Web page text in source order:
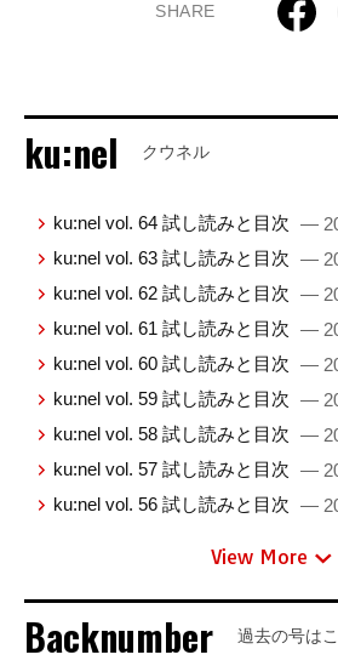
SHARE
ku:nel クウネル
ku:nel vol. 64 試し読みと目次 —
ku:nel vol. 63 試し読みと目次 —
ku:nel vol. 62 試し読みと目次 —
ku:nel vol. 61 試し読みと目次 —
ku:nel vol. 60 試し読みと目次 —
ku:nel vol. 59 試し読みと目次 —
ku:nel vol. 58 試し読みと目次 —
ku:nel vol. 57 試し読みと目次 —
ku:nel vol. 56 試し読みと目次 —
View More
Backnumber 過去の号は